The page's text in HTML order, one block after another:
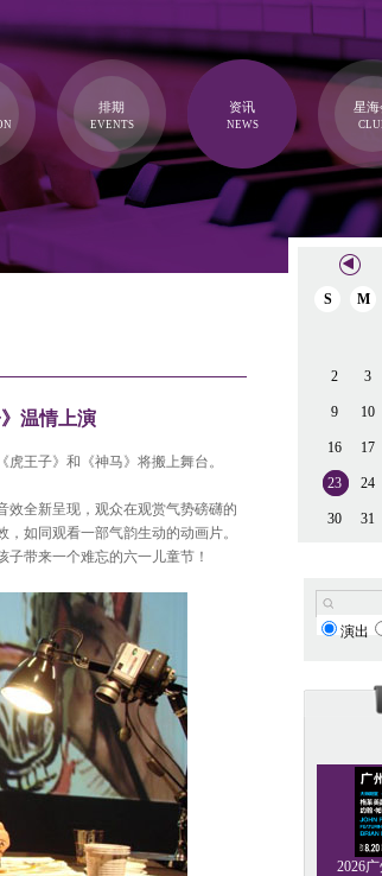
排期
EVENTS
资讯
NEWS
星海
温情上演
王子》和《神马》将搬上舞台。
效全新呈现，观众在观赏气势磅礴的
如同观看一部气韵生动的动画片。
带来一个难忘的六一儿童节！
S M
2 3
9 10
16 17
23 24
30 31
演出
2026